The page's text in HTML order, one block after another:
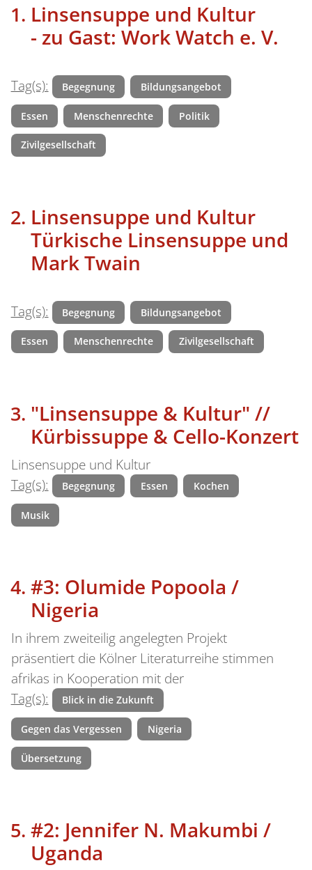
Linsensuppe und Kultur
- zu Gast: Work Watch e. V.
Tag(s): Begegnung Bildungsangebot
Essen Menschenrechte Politik
Zivilgesellschaft
Linsensuppe und Kultur
Türkische Linsensuppe und
Mark Twain
Tag(s): Begegnung Bildungsangebot
Essen Menschenrechte Zivilgesellschaft
" Linsensuppe & Kultur" //
Kürbissuppe & Cello-Konzert
Linsensuppe und Kultur
Tag(s):
Begegnung Essen Kochen
Musik
#3: Olumide Popoola /
Nigeria
In ihrem zweiteilig angelegten Projekt
präsentiert die Kölner Literaturreihe stimmen
afrikas in Kooperation mit der
Tag(s):
Blick in die Zukunft
Gegen das Vergessen Nigeria
Übersetzung
#2: Jennifer N. Makumbi /
Uganda